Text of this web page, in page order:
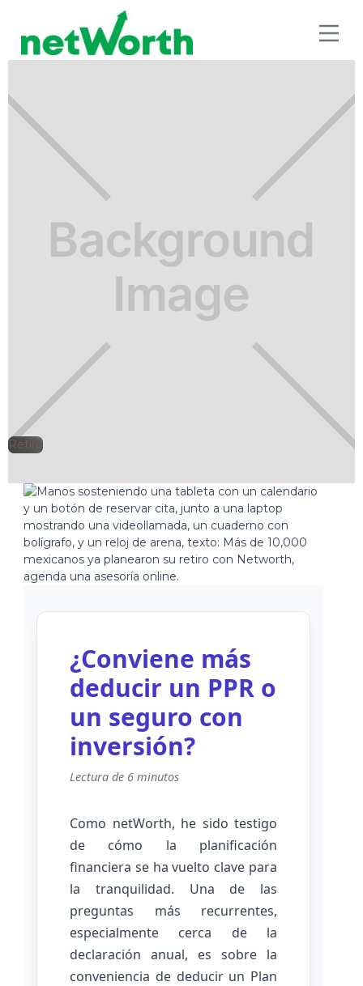
RETIRO
Retiro
¿Conviene más
deducir un PPR o
un seguro con
inversión?
Lectura de 6 minutos
Como netWorth, he sido testigo
de cómo la planificación
financiera se ha vuelto clave para
la tranquilidad. Una de las
preguntas más recurrentes,
especialmente cerca de la
declaración anual, es sobre la
conveniencia de deducir un Plan